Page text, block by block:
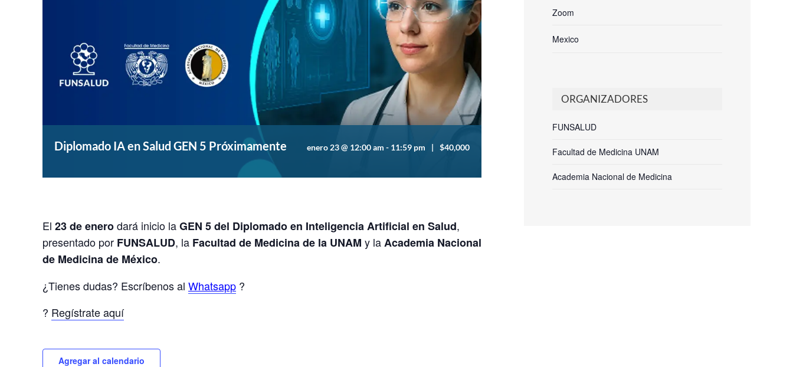
Diplomado IA en Salud GEN 5 Próximamente enero 23 @ 12:00 am - 11:59 pm | $40,000
El 23 de enerodará inicio laGEN 5 del Diplomado en Inteligencia Artificial en Salud,
presentado por FUNSALUD, la Facultad de Medicina de la UNAM y laAcademia Nacional
de Medicina de México.
¿Tienes dudas? Escríbenos al Whatsapp ?
? Regístrate aquí
Agregar al calendario
Zoom
Mexico
ORGANIZADORES
FUNSALUD
Facultad de Medicina UNAM
Academia Nacional de Medicina